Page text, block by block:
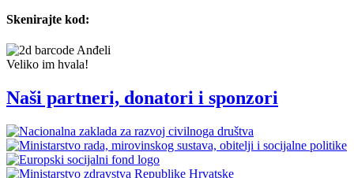
Skenirajte kod:
Veliko im hvala!
Naši partneri, donatori i sponzori